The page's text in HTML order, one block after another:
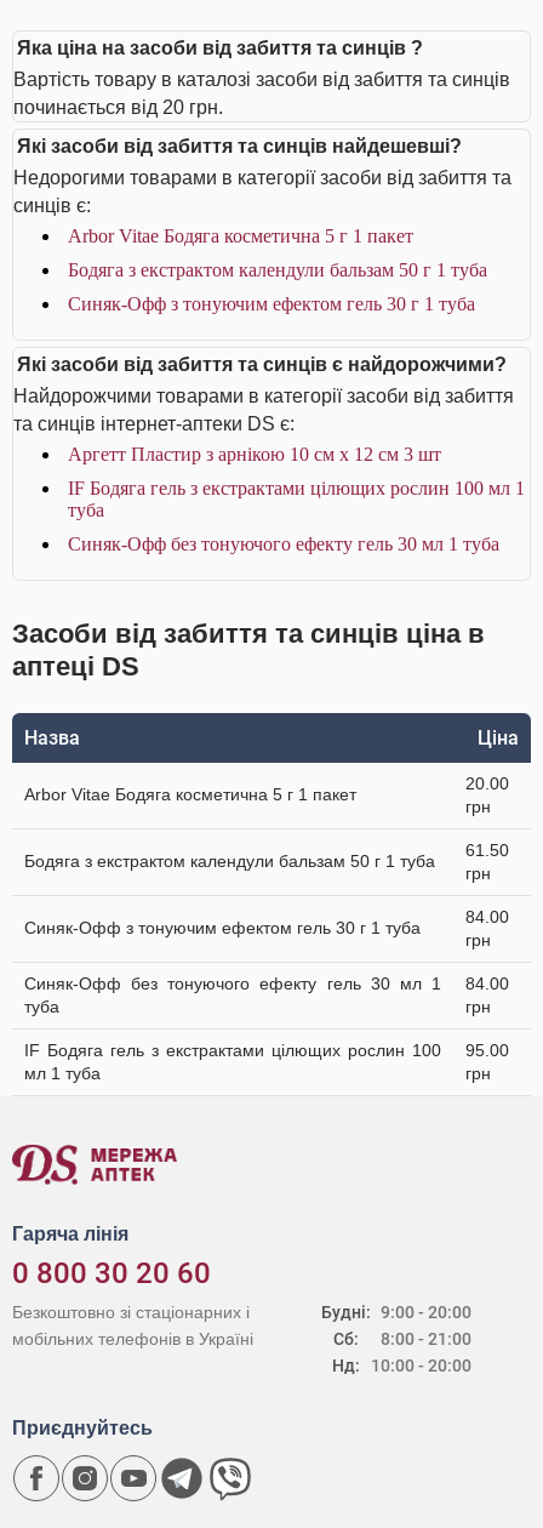
Яка ціна на засоби від забиття та синців ?
Вартість товару в каталозі засоби від забиття та синців
починається від 20 грн.
Які засоби від забиття та синців найдешевші?
Недорогими товарами в категорії засоби від забиття та
синців є:
Arbor Vitae Бодяга косметична 5 г 1 пакет
Бодяга з екстрактом календули бальзам 50 г 1 туба
Синяк-Офф з тонуючим ефектом гель 30 г 1 туба
Які засоби від забиття та синців є найдорожчими?
Найдорожчими товарами в категорії засоби від забиття
та синців інтернет-аптеки DS є:
Аргетт Пластир з арнікою 10 см х 12 см 3 шт
IF Бодяга гель з екстрактами цілющих рослин 100 мл 1
туба
Синяк-Офф без тонуючого ефекту гель 30 мл 1 туба
Засоби від забиття та синців ціна в
аптеці DS
Назва Ціна
Arbor Vitae Бодяга косметична 5 г 1 пакет
20.00
грн
Бодяга з екстрактом календули бальзам 50 г 1 туба
61.50
грн
Синяк-Офф з тонуючим ефектом гель 30 г 1 туба
84.00
грн
Синяк-Офф без тонуючого ефекту гель 30 мл 1
туба
84.00
грн
IF Бодяга гель з екстрактами цілющих рослин 100
мл 1 туба
95.00
грн
Гаряча лінія
0 800 30 20 60
Будні:
Сб:
Нд:
9:00 - 20:00
8:00 - 21:00
10:00 - 20:00
Безкоштовно зі стаціонарних і
мобільних телефонів в Україні
Приєднуйтесь